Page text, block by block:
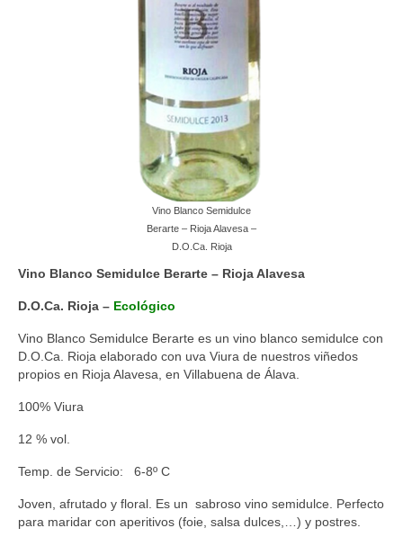
Vino Blanco Semidulce
Berarte – Rioja Alavesa –
D.O.Ca. Rioja
Vino Blanco Semidulce Berarte – Rioja Alavesa
D.O.Ca. Rioja – Ecológico
Vino Blanco Semidulce Berarte es un vino blanco semidulce con
D.O.Ca. Rioja elaborado con uva Viura de nuestros viñedos
propios en Rioja Alavesa, en Villabuena de Álava.
100% Viura
12 % vol.
Temp. de Servicio: 6-8º C
Joven, afrutado y floral. Es un sabroso vino semidulce. Perfecto
para maridar con aperitivos (foie, salsa dulces,…) y postres.